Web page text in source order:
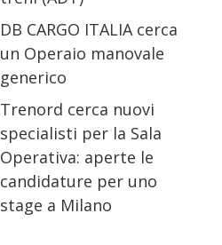
DB CARGO ITALIA cerca
un Operaio manovale
generico
Trenord cerca nuovi
specialisti per la Sala
Operativa: aperte le
candidature per uno
stage a Milano